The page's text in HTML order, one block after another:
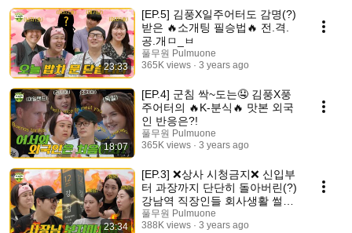
23:33
[EP.5] 김풍X일주어터도 감명(?)
받은 🔥소개팅 필승법🔥 전.격.
공.개ㅁ_ㅂ
풀무원 Pulmuone
365K views
3 years ago
18:07
[EP.4] 군침 싹~도는🤤 김풍X풍
주어터의 🔥K-분식🔥 맛본 외국
인 반응은?!
풀무원 Pulmuone
365K views
3 years ago
23:34
[EP.3] ❌상사 시청금지❌ 신입부
터 과장까지 단단히 돌아버린(?)
강남역 직장인들 회사생활 썰푼
다.
풀무원 Pulmuone
388K views
3 years ago